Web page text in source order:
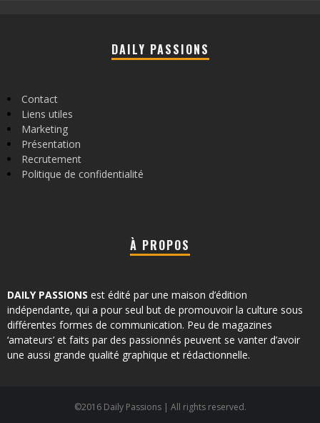
DAILY PASSIONS
Contact
Liens utiles
Marketing
Présentation
Recrutement
Politique de confidentialité
À PROPOS
DAILY PASSIONS est édité par une maison d’édition
indépendante, qui a pour seul but de promouvoir la culture sous
différentes formes de communication. Peu de magazines
‘amateurs’ et faits par des passionnés peuvent se vanter d’avoir
une aussi grande qualité graphique et rédactionnelle.
©2016 Daily Passions | All rights reserved.